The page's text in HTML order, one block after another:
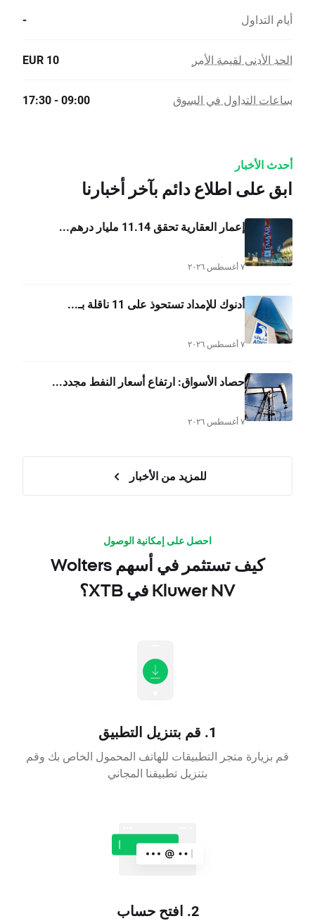
أيام التداول -
الحد الأدنى لقيمة الأمر 10 EUR
ساعات التداول في السوق 09:00 - 17:30
أحدث الأخبار
ابق على اطلاع دائم بآخر أخبارنا
إعمار العقارية تحقق 11.14 مليار درهم...
٧ أغسطس ٢٠٢٦
أدنوك للإمداد تستحوذ على 11 ناقلة بـ...
٧ أغسطس ٢٠٢٦
حصاد الأسواق: ارتفاع أسعار النفط مجدد...
٧ أغسطس ٢٠٢٦
للمزيد من الأخبار
احصل على إمكانية الوصول
كيف تستثمر في أسهم Wolters
Kluwer NV في XTB؟
1. قم بتنزيل التطبيق
قم بزيارة متجر التطبيقات للهاتف المحمول الخاص بك وقم
بتنزيل تطبيقنا المجاني
2. افتح حساب